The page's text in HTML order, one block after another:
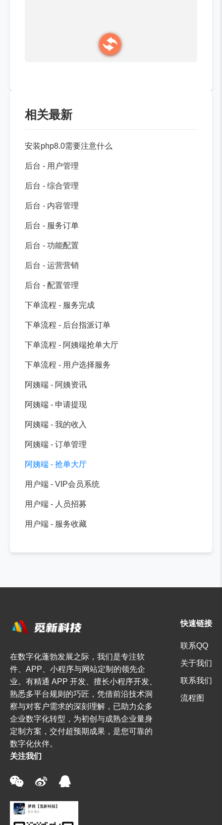
相关最新
安装php8.0需要注意什么
后台 - 用户管理
后台 - 综合管理
后台 - 内容管理
后台 - 服务订单
后台 - 功能配置
后台 - 运营营销
后台 - 配置管理
下单流程 - 服务完成
下单流程 - 后台指派订单
下单流程 - 阿姨端抢单大厅
下单流程 - 用户选择服务
阿姨端 - 阿姨资讯
阿姨端 - 申请提现
阿姨端 - 我的收入
阿姨端 - 订单管理
阿姨端 - 抢单大厅
用户端 - VIP会员系统
用户端 - 人员招募
用户端 - 服务收藏
在数字化蓬勃发展之际，我们是专注软
件、APP、小程序与网站定制的领先企
业。有精通 APP 开发、擅长小程序开发、
熟悉多平台规则的巧匠，凭借前沿技术洞
察与对客户需求的深刻理解，已助力众多
企业数字化转型，为初创与成熟企业量身
定制方案，交付超预期成果，是您可靠的
数字化伙伴。
快速链接
联系QQ
关于我们
联系我们
流程图
关注我们